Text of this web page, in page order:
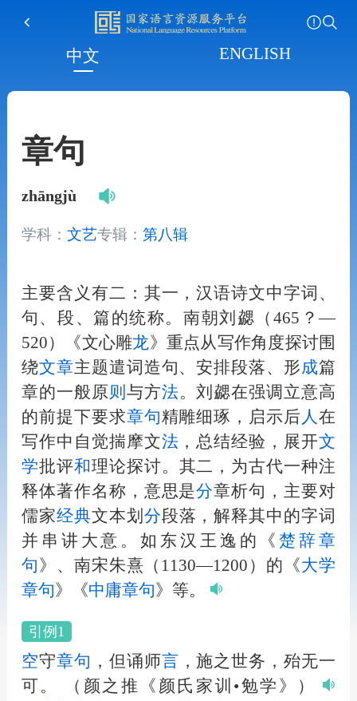
中文 ENGLISH
章句
zhāngjù
学科： 文艺专辑： 第八辑
主要含义有二：其一，汉语诗文中字词、
句、段、篇的统称。南朝刘勰（465？—
520）《文心雕龙》重点从写作角度探讨围
绕文章主题遣词造句、安排段落、形成篇
章的一般原 则 与方法。刘勰在强调立意高
的前提下要求章句精雕细琢，启示后 人在
写作中自觉揣摩文法 ，总结经验，展开文
学批评和理论探讨。其二，为古代一种注
释体著作名称，意思是分章析句，主要对
儒家经典文本划 分段落，解释其中的字词
并串讲大意。如东汉王逸的《楚辞章
句 》、南宋朱熹（1130—1200）的《大学
章句》《中庸章句》等。
引例1
空守章句 ，但诵师言 ，施之世务，殆无一
可。
（颜之推《颜氏家训•勉学》）